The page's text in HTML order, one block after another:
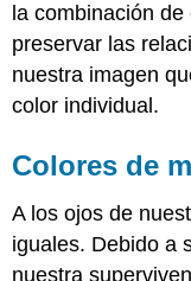
la combinación
preservar las
nuestra imagen
color individual.
Colores de
A los ojos de
iguales. Debido a
nuestra